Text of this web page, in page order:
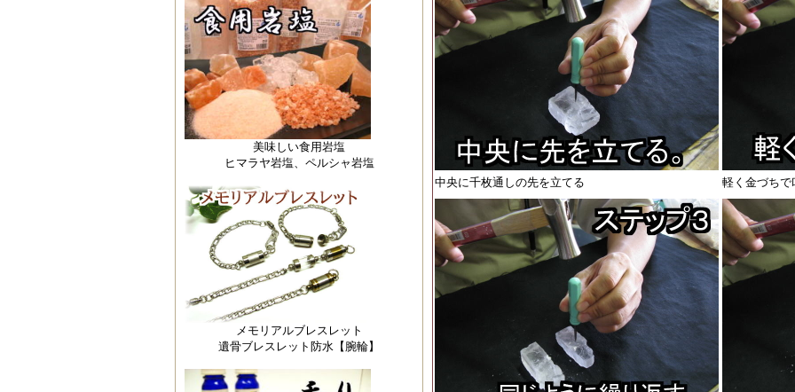
美味しい食用岩塩
ヒマラヤ岩塩、ペルシャ岩塩
メモリアルブレスレット
遺骨ブレスレット防水【腕輪】
中央に千枚通しの先を立てる 軽く金づちで